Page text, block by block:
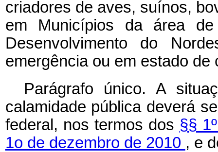
criadores de aves, suínos,
em Municípios da área
Desenvolvimento do
emergência ou em estado de
Parágrafo único. A
calamidade pública deverá
federal, nos termos dos §§
1o de dezembro de 2010 , e